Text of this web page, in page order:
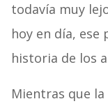
todavía muy
hoy en día,
historia de los
Mientras que